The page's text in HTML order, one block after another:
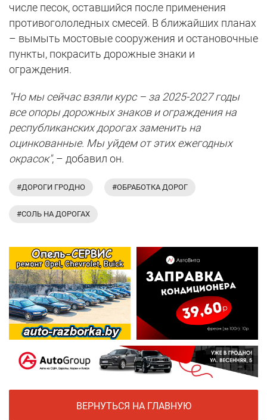
числе песок, оставшийся после применения
противогололедных смесей. В ближайших планах
– вымыть мостовые сооружения и остановочные
пункты, покрасить дорожные знаки и
ограждения.
"Но мы сейчас взяли курс – за 2025-2027 годы
все опоры дорожных знаков и ограждения на
республиканских дорогах заменить на
оцинкованные. Мы уйдем от этих ежегодных
окрасок", – добавил он.
#ДОРОГИ ГРОДНО #ОБРАБОТКА ДОРОГ
#СОЛЬ НА ДОРОГАХ
ВЕРНУТЬСЯ НА ГЛАВНУЮ